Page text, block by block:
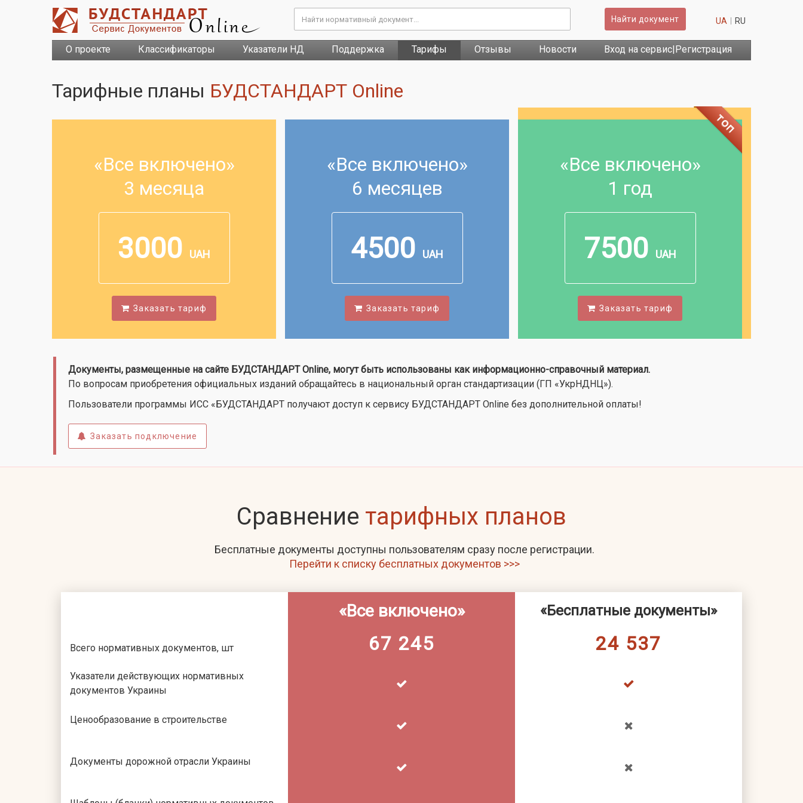
Найти документ UA RU
О проекте Классификаторы Указатели НД Поддержка Тарифы Отзывы Новости Вход на сервис|Регистрация
Тарифные планы БУДСТАНДАРТ Online
«Все включено»
3 месяца
3000 UAH
Заказать тариф
«Все включено»
6 месяцев
4500 UAH
Заказать тариф
ТОП
«Все включено»
1 год
7500 UAH
Заказать тариф
Документы, размещенные на сайте БУДСТАНДАРТ Online, могут быть использованы как информационно-справочный материал.
По вопросам приобретения официальных изданий обращайтесь в национальный орган стандартизации (ГП «УкрНДНЦ»).
Пользователи программы ИСС «БУДСТАНДАРТ получают доступ к сервису БУДСТАНДАРТ Online без дополнительной оплаты!
Заказать подключение
Сравнение тарифных планов
Бесплатные документы доступны пользователям сразу после регистрации.
Перейти к списку бесплатных документов >>>
«Все включено» «Бесплатные документы»
Всего нормативных документов, шт 67 245 24 537
Указатели действующих нормативных
документов Украины
Ценообразование в строительстве
Документы дорожной отрасли Украины